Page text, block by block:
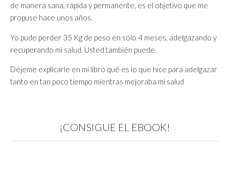
de manera sana, rápida y permanente, es el objetivo que me
propuse hace unos años.
Yo pude perder 35 Kg de peso en sólo 4 meses, adelgazando y
recuperando mi salud. Usted también puede.
Déjeme explicarle en mi libro qué es lo que hice para adelgazar
tanto en tan poco tiempo mientras mejoraba mi salud
¡CONSIGUE EL EBOOK!